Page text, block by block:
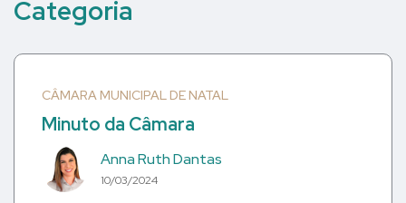
Categoria
CÂMARA MUNICIPAL DE NATAL
Minuto da Câmara
Anna Ruth Dantas
10/03/2024